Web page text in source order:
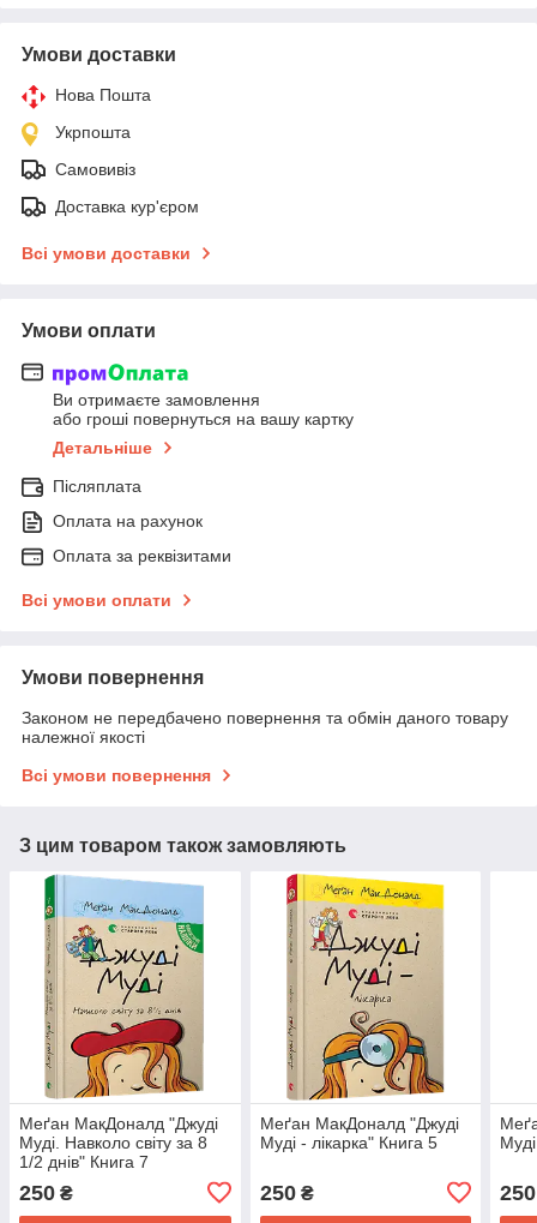
Умови доставки
Нова Пошта
Укрпошта
Самовивіз
Доставка кур'єром
Всі умови доставки
Умови оплати
Ви отримаєте замовлення
або гроші повернуться на вашу картку
Детальніше
Післяплата
Оплата на рахунок
Оплата за реквізитами
Всі умови оплати
Умови повернення
Законом не передбачено повернення та обмін даного товару
належної якості
Всі умови повернення
З цим товаром також замовляють
Меґан МакДоналд "Джуді
Муді. Навколо світу за 8
1/2 днів" Книга 7
250 ₴
Меґан МакДоналд "Джуді
Муді - лікарка" Книга 5
250₴ 250